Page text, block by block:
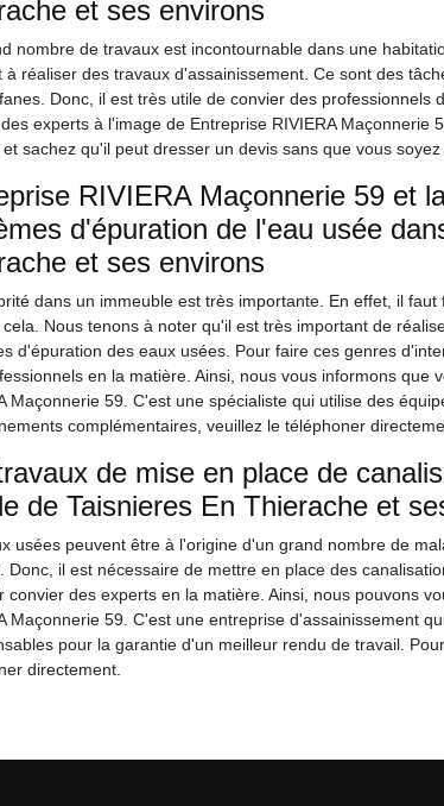
et ses environs
nombre de travaux est incontournable dans une
à réaliser des travaux d'assainissement. Ce sont des
Donc, il est très utile de convier des professionnels
experts à l'image de Entreprise RIVIERA Maçonnerie
sachez qu'il peut dresser un devis sans que vous
RIVIERA Maçonnerie 59 et
d'épuration de l'eau usée
et ses environs
dans un immeuble est très importante. En effet, il
Nous tenons à noter qu'il est très important de
d'épuration des eaux usées. Pour faire ces genres
en la matière. Ainsi, nous vous informons que
Maçonnerie 59. C'est une spécialiste qui utilise des
complémentaires, veuillez le téléphoner
de mise en place de
de Taisnieres En Thierache et
usées peuvent être à l'origine d'un grand nombre de
Donc, il est nécessaire de mettre en place des
convier des experts en la matière. Ainsi, nous pouvons
Maçonnerie 59. C'est une entreprise d'assainissement
pour la garantie d'un meilleur rendu de travail.
directement.